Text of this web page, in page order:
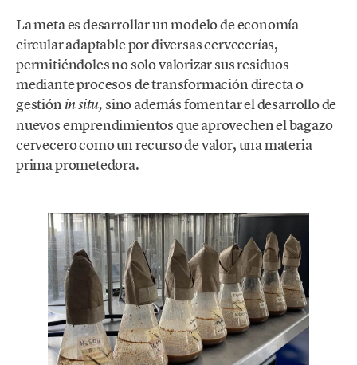
La meta es desarrollar un modelo de economía
circular adaptable por diversas cervecerías,
permitiéndoles no solo valorizar sus residuos
mediante procesos de transformación directa o
gestión in situ,sino además fomentar el desarrollo de
nuevos emprendimientos que aprovechen el bagazo
cervecero como un recurso de valor, una materia
prima prometedora.